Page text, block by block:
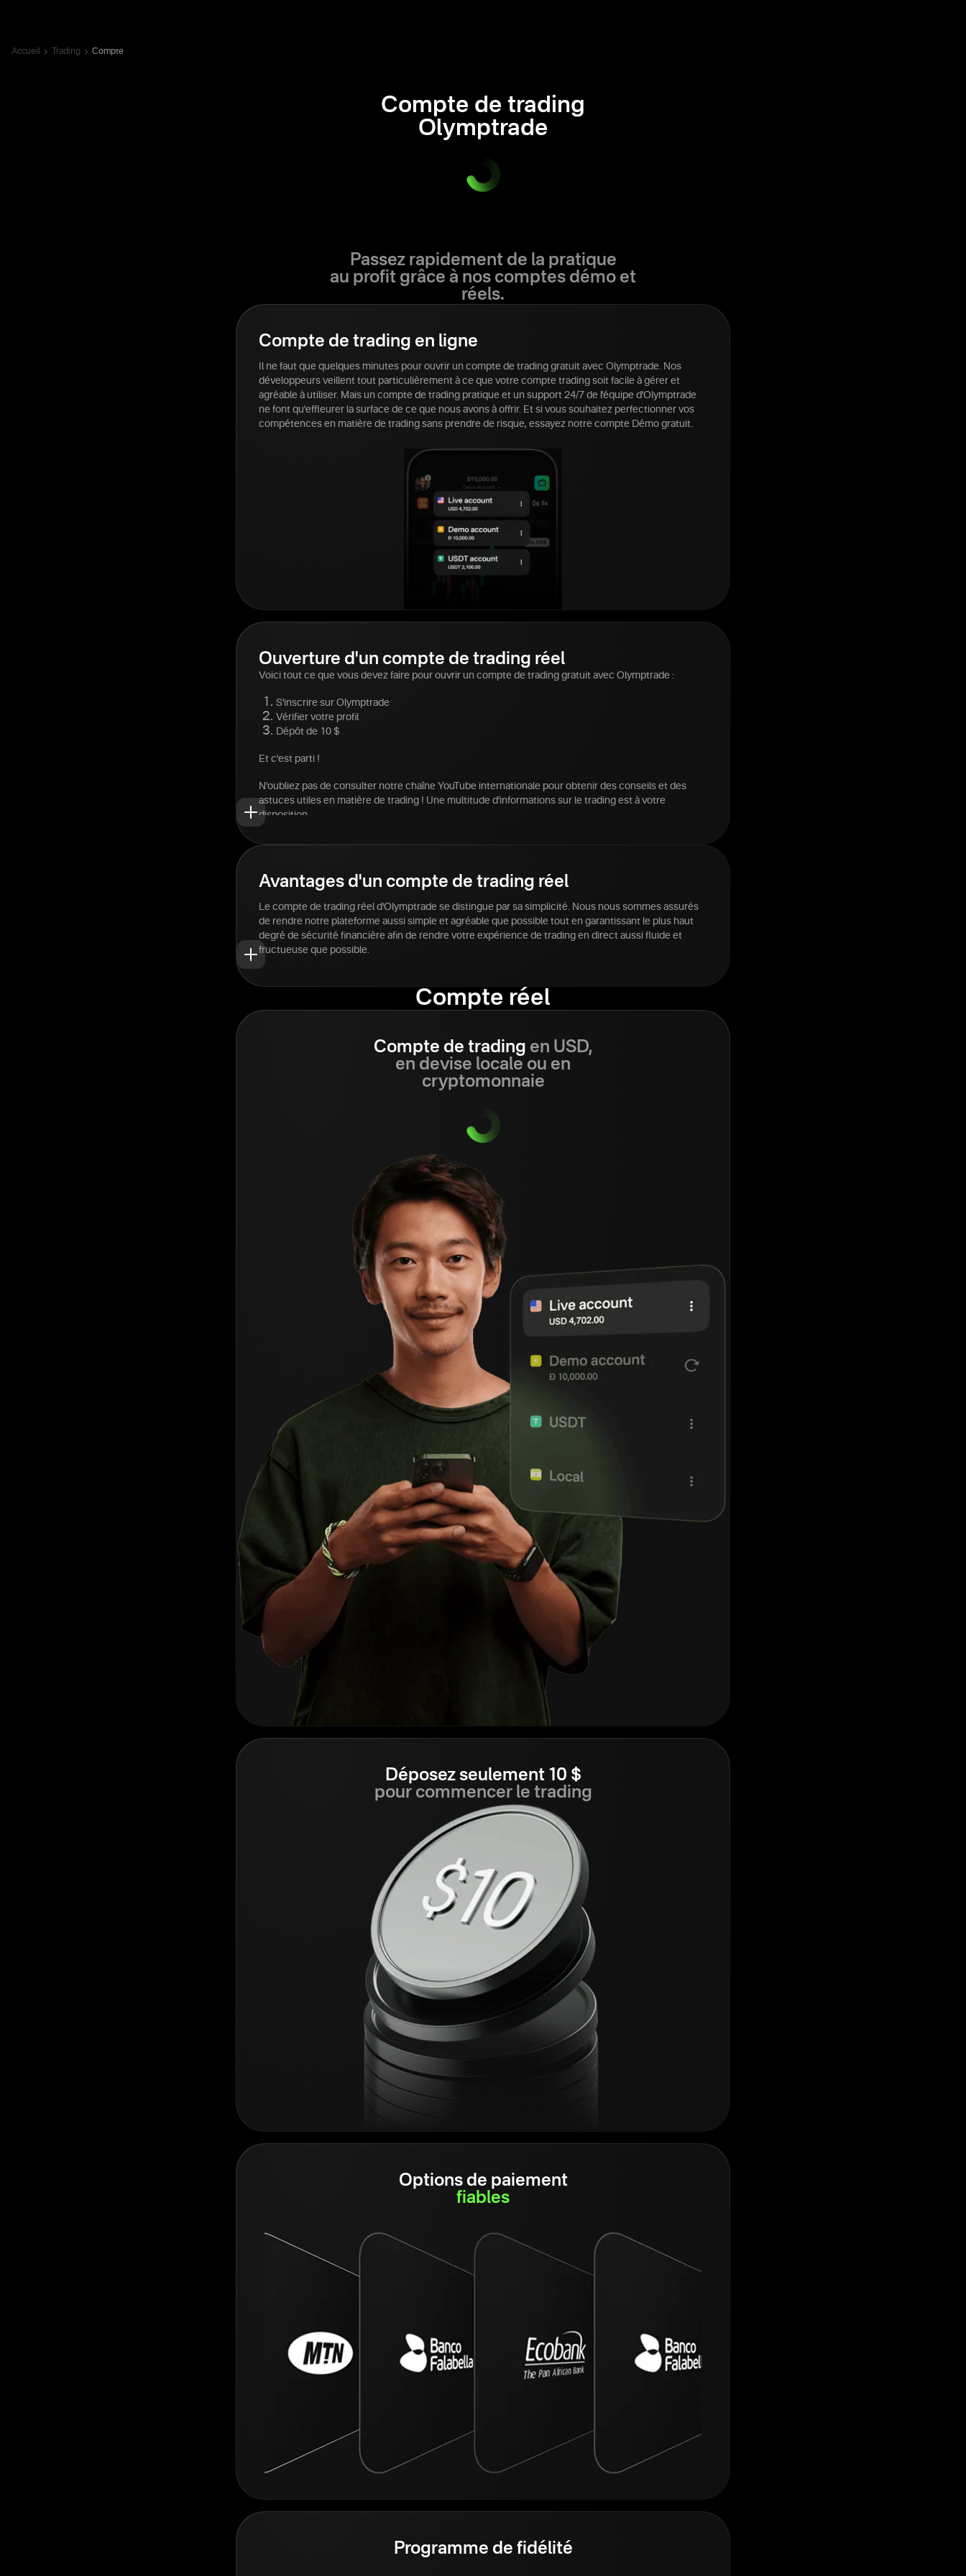
Accueil Trading Compte
Compte de trading
Olymptrade
Passez rapidement de la pratique
au profit grâce à nos comptes démo et
réels.
Compte de trading en ligne
Il ne faut que quelques minutes pour ouvrir un compte de trading gratuit avec Olymptrade. Nos
développeurs veillent tout particulièrement à ce que votre compte trading soit facile à gérer et
agréable à utiliser. Mais un compte de trading pratique et un support 24/7 de l'équipe d'Olymptrade
ne font qu'effleurer la surface de ce que nous avons à offrir. Et si vous souhaitez perfectionner vos
compétences en matière de trading sans prendre de risque, essayez notre compte Démo gratuit.
Ouverture d'un compte de trading réel
Voici tout ce que vous devez faire pour ouvrir un compte de trading gratuit avec Olymptrade :
S'inscrire sur Olymptrade
Vérifier votre profil
Dépôt de 10 $
Et c'est parti !
N'oubliez pas de consulter notre chaîne YouTube internationale pour obtenir des conseils et des
astuces utiles en matière de trading ! Une multitude d'informations sur le trading est à votre
disposition.
Avantages d'un compte de trading réel
Le compte de trading réel d'Olymptrade se distingue par sa simplicité. Nous nous sommes assurés
de rendre notre plateforme aussi simple et agréable que possible tout en garantissant le plus haut
degré de sécurité financière afin de rendre votre expérience de trading en direct aussi fluide et
fructueuse que possible.
Compte réel
Compte de trading en USD,
en devise locale ou en
cryptomonnaie
Déposez seulement 10 $
pour commencer le trading
Options de paiement
fiables
Programme de fidélité